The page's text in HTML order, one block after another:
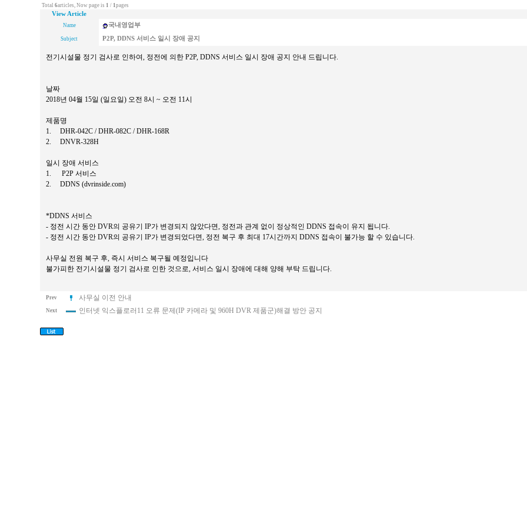
Total 6articles, Now page is 1 / 1pages
View Article
Name 국내영업부
Subject P2P, DDNS 서비스 일시 장애 공지
전기시설물 정기 검사로 인하여, 정전에 의한 P2P, DDNS 서비스 일시 장애 공지 안내 드립니다.
날짜
2018년 04월 15일 (일요일) 오전 8시 ~ 오전 11시
제품명
1. DHR-042C / DHR-082C / DHR-168R
2. DNVR-328H
일시 장애 서비스
1. P2P 서비스
2. DDNS (dvrinside.com)
*DDNS 서비스
- 정전 시간 동안 DVR의 공유기 IP가 변경되지 않았다면, 정전과 관계 없이 정상적인 DDNS 접속이 유지 됩니다.
- 정전 시간 동안 DVR의 공유기 IP가 변경되었다면, 정전 복구 후 최대 17시간까지 DDNS 접속이 불가능 할 수 있습니다.
사무실 전원 복구 후, 즉시 서비스 복구될 예정입니다
불가피한 전기시설물 정기 검사로 인한 것으로, 서비스 일시 장애에 대해 양해 부탁 드립니다.
Prev 사무실 이전 안내
Next 인터넷 익스플로러11 오류 문제(IP 카메라 및 960H DVR 제품군)해결 방안 공지